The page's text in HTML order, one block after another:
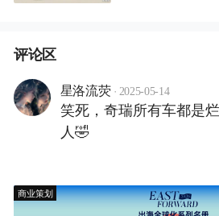
评论区
星洛流荧 · 2025-05-14
笑死，奇瑞所有车都是
人🤣
商业策划